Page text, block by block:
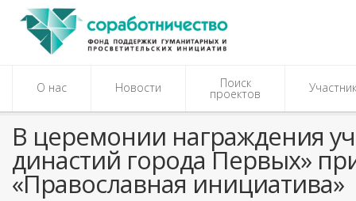
О нас Новости Поиск
проектов
​В церемонии награждения
династий города Первых»
«Православная инициатива»